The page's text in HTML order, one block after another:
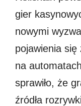
gier
nowymi
pojawienia
na
sprawiło, że
źródła